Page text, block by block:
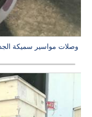
وصلات مواسير سميكة